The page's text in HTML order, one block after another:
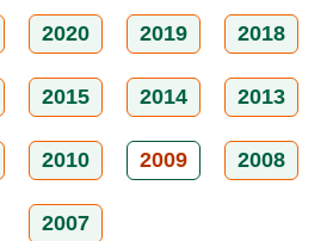
2020 2019 2018
2015 2014 2013
2010 2009 2008
2007